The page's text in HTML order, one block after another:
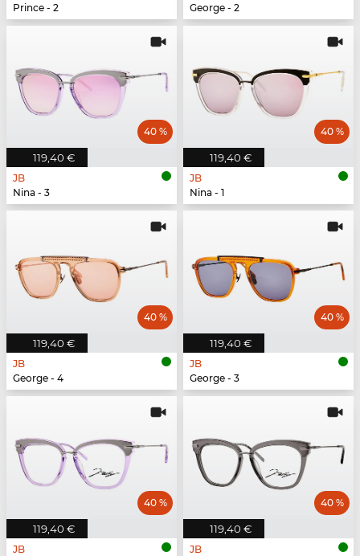
Prince - 2
George - 2
119,40 €
40 %
JB
Nina - 3
119,40 €
40 %
JB
Nina - 1
119,40 €
40 %
JB
George - 4
119,40 €
40 %
JB
George - 3
119,40 €
40 %
JB
119,40 €
40 %
JB